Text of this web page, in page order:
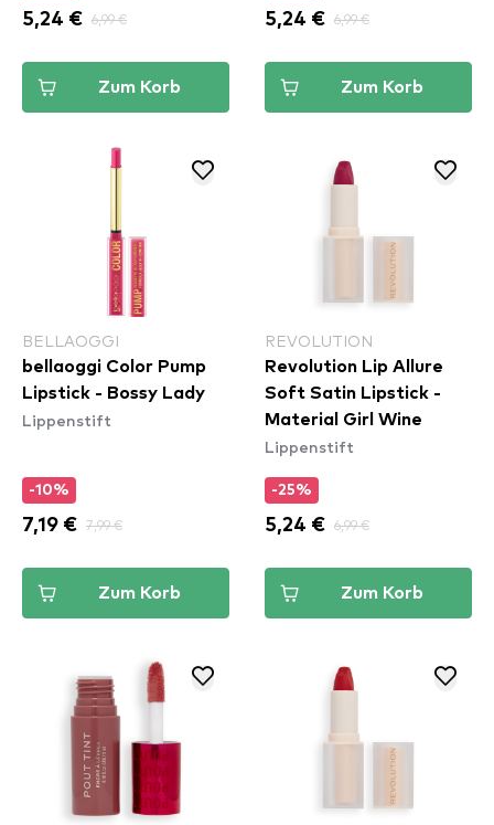
5,24 € 6,99 €
Zum Korb
5,24 € 6,99 €
Zum Korb
BELLAOGGI
bellaoggi Color Pump
Lipstick - Bossy Lady
Lippenstift
-10%
7,19 € 7,99 €
Zum Korb
REVOLUTION
Revolution Lip Allure
Soft Satin Lipstick -
Material Girl Wine
Lippenstift
-25%
5,24 € 6,99 €
Zum Korb